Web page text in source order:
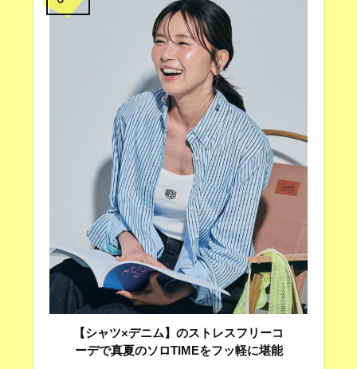
【シャツ×デニム】のストレスフリーコ
ーデで真夏のソロTIMEをフッ軽に堪能